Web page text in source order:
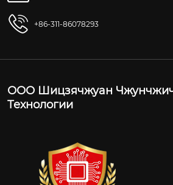
+86-311-86078293
ООО Шицзячжуан
Технологии